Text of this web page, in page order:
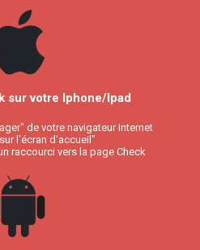
sur votre Iphone/Ipad
de votre navigateur internet
l'écran d'accueil"
raccourci vers la page Check